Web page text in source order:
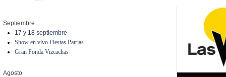
Septiembre
17 y 18 septiembre
Show en vivo Fiestas Patrias
Gran Fonda Vizcachas
Agosto